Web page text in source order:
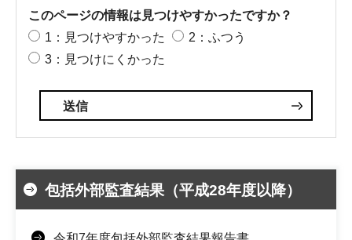
このページの情報は見つけやすかったですか？
1：見つけやすかった
2：ふつう
3：見つけにくかった
包括外部監査結果（平成28年度以降）